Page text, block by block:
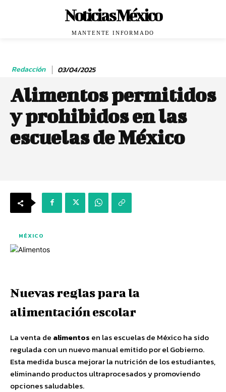
Noticias México
MANTENTE INFORMADO
Redacción 03/04/2025
Alimentos permitidos
y prohibidos en las
escuelas de México
MÉXICO
Nuevas reglas para la
alimentación escolar
La venta de alimentos en las escuelas de México ha sido
regulada con un nuevo manual emitido por el Gobierno.
Esta medida busca mejorar la nutrición de los estudiantes,
eliminando productos ultraprocesados y promoviendo
opciones saludables.